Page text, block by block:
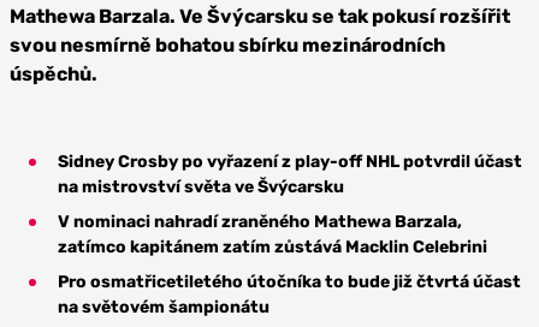
Mathewa Barzala. Ve Švýcarsku se tak pokusí rozšířit
svou nesmírně bohatou sbírku mezinárodních
úspěchů.
Sidney Crosby po vyřazení z play-off NHL potvrdil účast
na mistrovství světa ve Švýcarsku
V nominaci nahradí zraněného Mathewa Barzala,
zatímco kapitánem zatím zůstává Macklin Celebrini
Pro osmatřicetiletého útočníka to bude již čtvrtá účast
na světovém šampionátu